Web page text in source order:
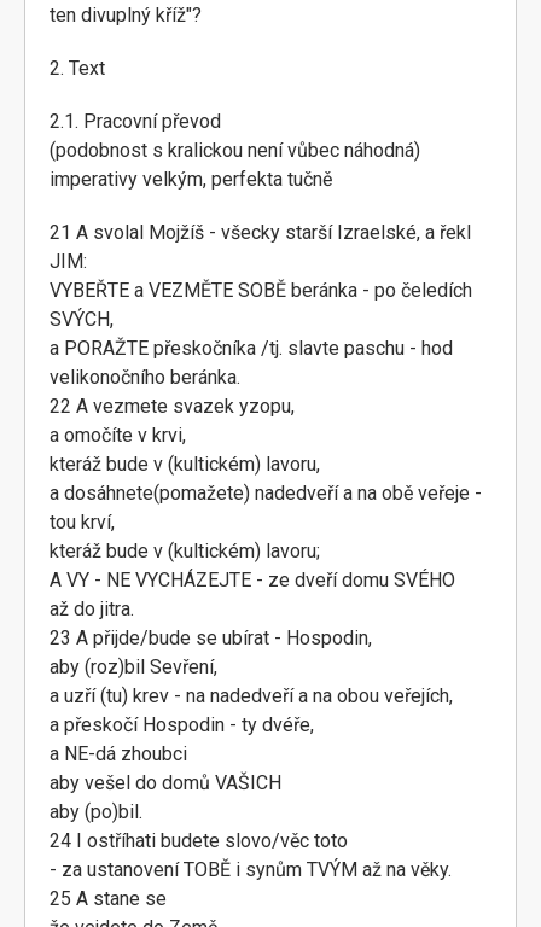
ten divuplný kříž"?
2. Text
2.1. Pracovní převod
(podobnost s kralickou není vůbec náhodná)
imperativy velkým, perfekta tučně
21 A svolal Mojžíš - všecky starší Izraelské, a řekl
JIM:
VYBEŘTE a VEZMĚTE SOBĚ beránka - po čeledích
SVÝCH,
a PORAŽTE přeskočníka /tj. slavte paschu - hod
velikonočního beránka.
22 A vezmete svazek yzopu,
a omočíte v krvi,
kteráž bude v (kultickém) lavoru,
a dosáhnete(pomažete) nadedveří a na obě veřeje -
tou krví,
kteráž bude v (kultickém) lavoru;
A VY - NE VYCHÁZEJTE - ze dveří domu SVÉHO
až do jitra.
23 A přijde/bude se ubírat - Hospodin,
aby (roz)bil Sevření,
a uzří (tu) krev - na nadedveří a na obou veřejích,
a přeskočí Hospodin - ty dvéře,
a NE-dá zhoubci
aby vešel do domů VAŠICH
aby (po)bil.
24 I ostříhati budete slovo/věc toto
- za ustanovení TOBĚ i synům TVÝM až na věky.
25 A stane se